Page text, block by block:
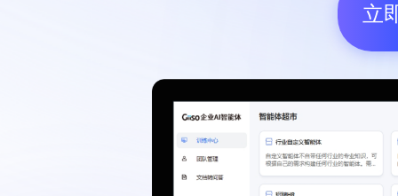
立